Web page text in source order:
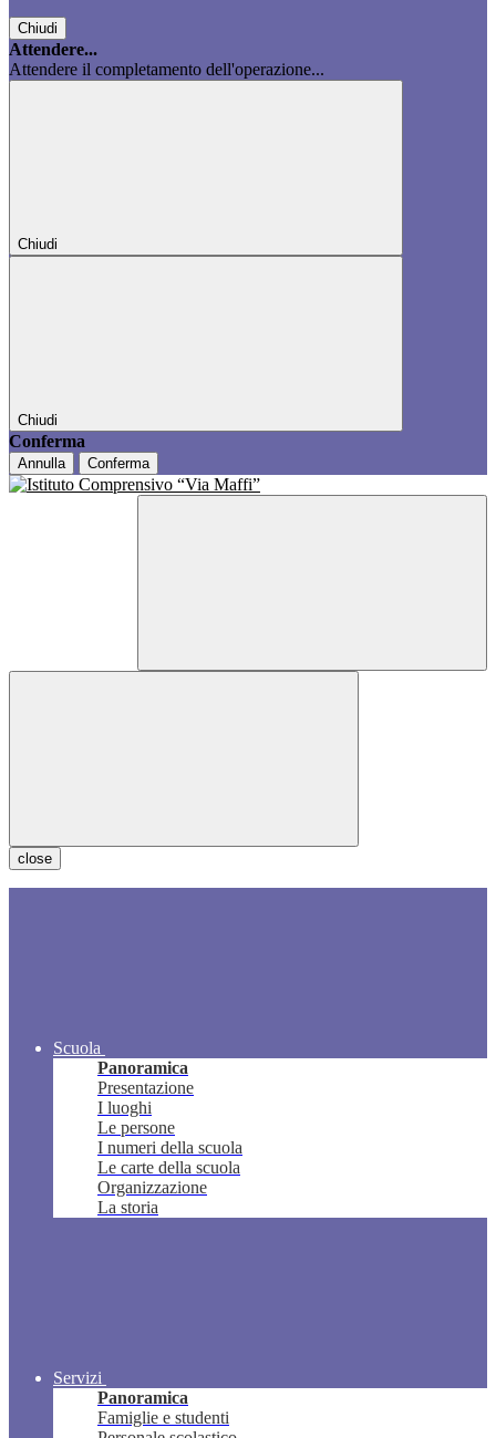
Chiudi
Attendere...
Attendere il completamento dell'operazione...
Chiudi
Chiudi
Conferma
Annulla Conferma
close
Scuola
Panoramica
Presentazione
I luoghi
Le persone
I numeri della scuola
Le carte della scuola
Organizzazione
La storia
Servizi
Panoramica
Famiglie e studenti